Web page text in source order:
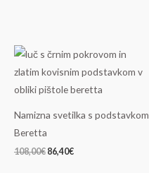
Namizna svetilka s podstavkom
Beretta
108,00€
Izvirna
cena
je
bila:
108,00€.
86,40€
Trenutna
cena
je:
86,40€.